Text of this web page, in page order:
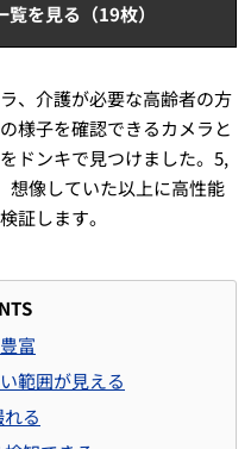
を見る（19枚）
、介護が必要な高齢者の方
様子を確認できるカメラと
ドンキで見つけました。5,
想像していた以上に高性能
証します。
富
範囲が見える
る